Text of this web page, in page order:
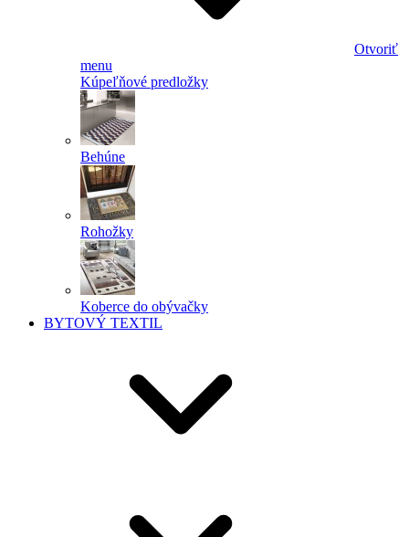
Otvoriť
menu
Kúpeľňové predložky
Behúne
Rohožky
Koberce do obývačky
BYTOVÝ TEXTIL